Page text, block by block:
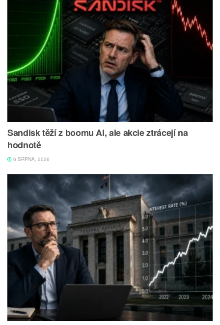
Sandisk těží z boomu AI, ale akcie ztrácejí na
hodnotě
6 SRPNA, 2026